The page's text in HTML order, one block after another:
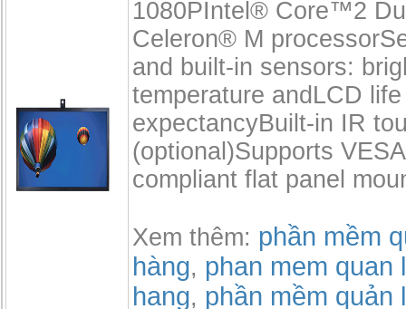
1080PIntel® Core™2
Celeron® M
and built-in sensors:
temperature andLCD life
expectancyBuilt-in IR
(optional)Supports
compliant flat panel
Xem thêm: phần mềm
hàng, phan mem quan
hang, phần mềm quản